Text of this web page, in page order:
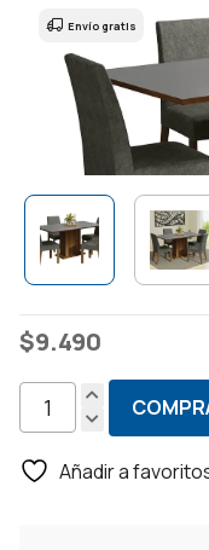
Envío gratis
$9.490
Juego
Comedor
Añadir a